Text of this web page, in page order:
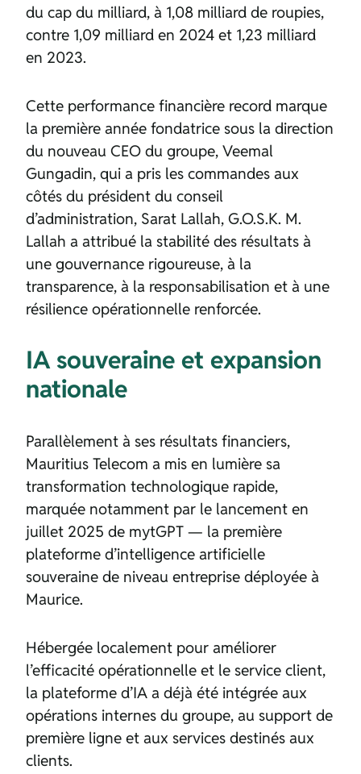
du cap du milliard, à 1,08 milliard de roupies,
contre 1,09 milliard en 2024 et 1,23 milliard
en 2023.
Cette performance financière record marque
la première année fondatrice sous la direction
du nouveau CEO du groupe, Veemal
Gungadin, qui a pris les commandes aux
côtés du président du conseil
d’administration, Sarat Lallah, G.O.S.K. M.
Lallah a attribué la stabilité des résultats à
une gouvernance rigoureuse, à la
transparence, à la responsabilisation et à une
résilience opérationnelle renforcée.
IA souveraine et expansion
nationale
Parallèlement à ses résultats financiers,
Mauritius Telecom a mis en lumière sa
transformation technologique rapide,
marquée notamment par le lancement en
juillet 2025 de mytGPT — la première
plateforme d’intelligence artificielle
souveraine de niveau entreprise déployée à
Maurice.
Hébergée localement pour améliorer
l’efficacité opérationnelle et le service client,
la plateforme d’IA a déjà été intégrée aux
opérations internes du groupe, au support de
première ligne et aux services destinés aux
clients.